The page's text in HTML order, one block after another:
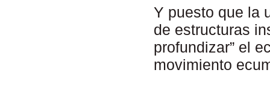
Y puesto que la
de estructuras
profundizar” el
movimiento